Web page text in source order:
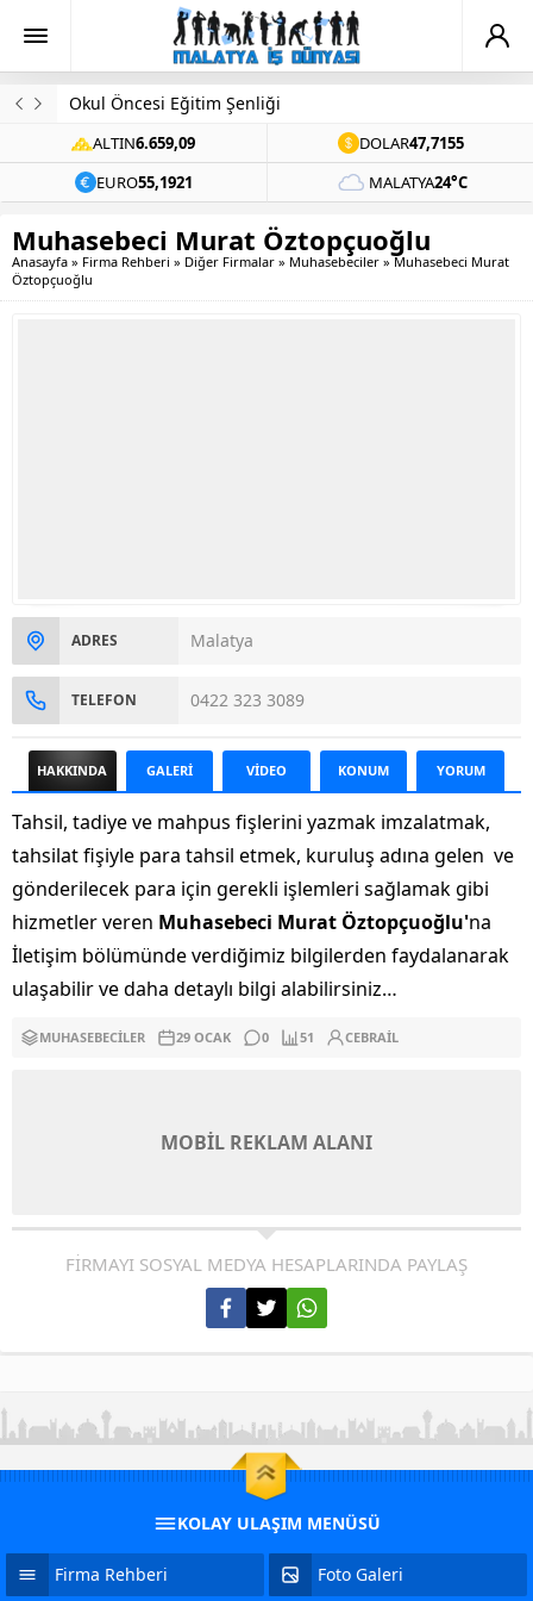
Evinde Ölü Bulundu
ALTIN6.659,09 DOLAR47,7155
EURO55,1921 MALATYA24°C
Muhasebeci Murat Öztopçuoğlu
Anasayfa » Firma Rehberi » Diğer Firmalar » Muhasebeciler » Muhasebeci Murat
Öztopçuoğlu
ADRES Malatya
TELEFON 0422 323 3089
HAKKINDA GALERİ VİDEO KONUM YORUM
Tahsil, tadiye ve mahpus fişlerini yazmak imzalatmak,
tahsilat fişiyle para tahsil etmek, kuruluş adına gelen ve
gönderilecek para için gerekli işlemleri sağlamak gibi
hizmetler veren Muhasebeci Murat Öztopçuoğlu'na
İletişim bölümünde verdiğimiz bilgilerden faydalanarak
ulaşabilir ve daha detaylı bilgi alabilirsiniz…
MUHASEBECILER 29 OCAK 0 51 CEBRAIL
MOBİL REKLAM ALANI
FİRMAYI SOSYAL MEDYA HESAPLARINDA PAYLAŞ
KOLAY ULAŞIM MENÜSÜ
Firma Rehberi Foto Galeri